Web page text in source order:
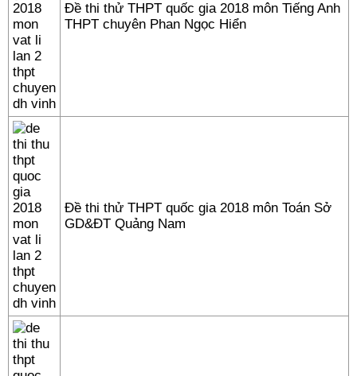
Đề thi thử THPT quốc gia 2018 môn Tiếng Anh
THPT chuyên Phan Ngọc Hiển
Đề thi thử THPT quốc gia 2018 môn Toán Sở
GD&ĐT Quảng Nam